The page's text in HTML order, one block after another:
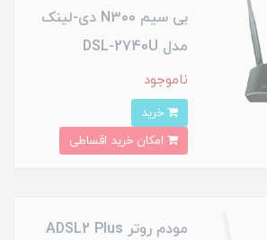
بی‌ سیم N300 دی-لینک
مدل DSL-2740U
ناموجود
مودم روتر ADSL2 Plus